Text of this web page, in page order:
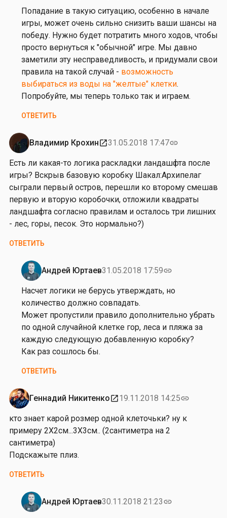
и
н
Попадание в такую ситуацию, особенно в начале
игры, может очень сильно снизить ваши шансы на
победу. Нужно будет потратить много ходов, чтобы
просто вернуться к "обычной" игре. Мы давно
заметили эту несправедливость, и придумали свои
правила на такой случай - возможность
выбираться из воды на "желтые" клетки.
Попробуйте, мы теперь только так и играем.
ОТВЕТИТЬ
Владимир Крохинopen_in_new31.05.2018 17:47link
Есть ли какая-то логика раскладки ландашфта после
игры? Вскрыв базовую коробку Шакал:Архипелаг
сыграли первый остров, перешли ко второму смешав
первую и вторую коробочки, отложили квадраты
ландшафта согласно правилам и осталось три лишних
- лес, горы, песок. Это нормально?)
ОТВЕТИТЬ
Андрей Юртаев31.05.2018 17:59link
Ответ
на
от
В
л
а
д
м
р
К
р
о
х
и
н
Насчет логики не берусь утверждать, но
количество должно совпадать.
Может пропустили правило дополнительно убрать
по одной случайной клетке гор, леса и пляжа за
каждую следующую добавленную коробку?
Как раз сошлось бы.
ОТВЕТИТЬ
Геннадий Никитенкоopen_in_new19.11.2018 14:25link
кто знает карой розмер одной клеточьки? ну к
примеру 2Х2см...3Х3см.. (2сантиметра на 2
сантиметра)
Подскажыте плиз.
ОТВЕТИТЬ
Андрей Юртаев30.11.2018 21:23link
Ответ